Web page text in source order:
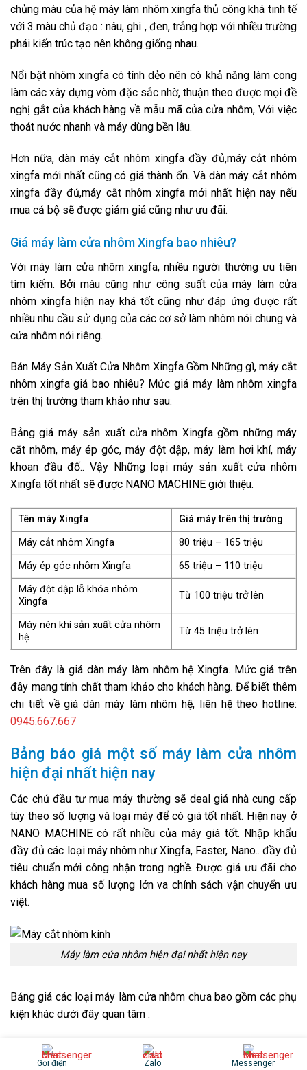
chủng màu của hệ máy làm nhôm xingfa thủ công khá tinh tế
với 3 màu chủ đạo : nâu, ghi , đen, trắng hợp với nhiều trường
phái kiến trúc tạo nên không giống nhau.
Nổi bật nhôm xingfa có tính dẻo nên có khả năng làm cong
làm các xây dựng vòm đặc sắc nhờ, thuận theo được mọi đề
nghị gắt của khách hàng về mẫu mã của cửa nhôm, Với việc
thoát nước nhanh và máy dùng bền lâu.
Hơn nữa, dàn máy cắt nhôm xingfa đầy đủ,máy cắt nhôm
xingfa mới nhất cũng có giá thành ổn. Và dàn máy cắt nhôm
xingfa đầy đủ,máy cắt nhôm xingfa mới nhất hiện nay nếu
mua cả bộ sẽ được giảm giá cũng như ưu đãi.
Giá máy làm cửa nhôm Xingfa bao nhiêu?
Với máy làm cửa nhôm xingfa, nhiều người thường ưu tiên
tìm kiếm. Bởi màu cũng như công suất của máy làm cửa
nhôm xingfa hiện nay khá tốt cũng như đáp ứng được rất
nhiều nhu cầu sử dụng của các cơ sở làm nhôm nói chung và
cửa nhôm nói riêng.
Bán Máy Sản Xuất Cửa Nhôm Xingfa Gồm Những gì, máy cắt
nhôm xingfa giá bao nhiêu? Mức giá máy làm nhôm xingfa
trên thị trường tham khảo như sau:
Bảng giá máy sản xuất cửa nhôm Xingfa gồm những máy
cắt nhôm, máy ép góc, máy đột dập, máy làm hơi khí, máy
khoan đầu đố.. Vậy Những loại máy sản xuất cửa nhôm
Xingfa tốt nhất sẽ được NANO MACHINE giới thiệu.
Tên máy Xingfa
Giá máy trên thị trường
Máy cắt nhôm Xingfa
80 triệu – 165 triệu
Máy ép góc nhôm Xingfa
65 triệu – 110 triệu
Máy đột dập lỗ khóa nhôm
Xingfa
Từ 100 triệu trở lên
Máy nén khí sản xuất cửa nhôm
hệ
Từ 45 triệu trở lên
Trên đây là giá dàn máy làm nhôm hệ Xingfa. Mức giá trên
đây mang tính chất tham khảo cho khách hàng. Để biết thêm
chi tiết về giá dàn máy làm nhôm hệ, liên hệ theo hotline:
0945.667.667
Bảng báo giá một số máy làm cửa nhôm
hiện đại nhất hiện nay
Các chủ đầu tư mua máy thường sẽ deal giá nhà cung cấp
tùy theo số lượng và loại máy để có giá tốt nhất. Hiện nay ở
NANO MACHINEcó rất nhiều của máy giá tốt. Nhập khẩu
đầy đủ các loại máy nhôm như Xingfa, Faster, Nano.. đầy đủ
tiêu chuẩn mới công nhận trong nghề. Được giá ưu đãi cho
khách hàng mua số lượng lớn va chính sách vận chuyển ưu
việt.
Máy làm cửa nhôm hiện đại nhất hiện nay
Bảng giá các loại máy làm cửa nhôm chưa bao gồm các phụ
kiện khác dưới đây quan tâm :
Giá máy cắt nhôm : 57 – 110 triệu
Gọi điện Zalo Messenger